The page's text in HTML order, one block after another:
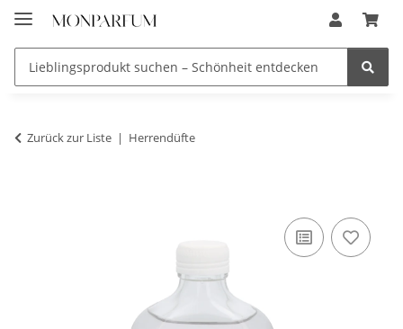
Zurück zur Liste Herrendüfte